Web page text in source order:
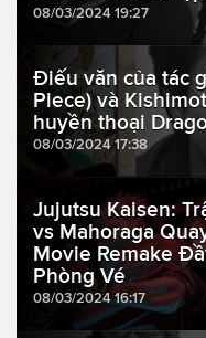
08/03/2024 19:27
Điếu văn của tác
Piece) và
huyền thoại
08/03/2024 17:38
Jujutsu Kaisen:
vs Mahoraga
Movie Remake
Phòng Vé
08/03/2024 16:17